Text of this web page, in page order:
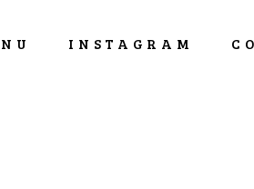
INSTAGRAM